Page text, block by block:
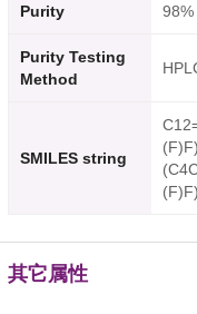
Purity 98%
Purity Testing
Method
SMILES string
其它属性